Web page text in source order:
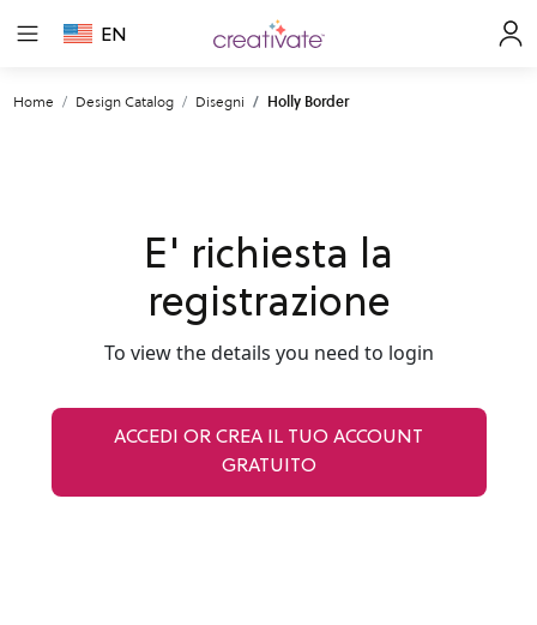
EN
Home Design Catalog Disegni Holly Border
E' richiesta la
registrazione
To view the details you need to login
ACCEDI OR CREA IL TUO ACCOUNT
GRATUITO